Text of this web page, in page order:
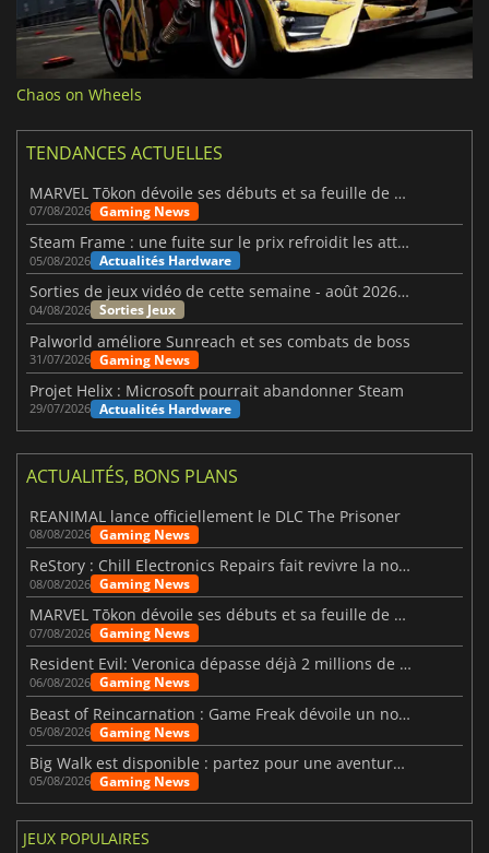
Chaos on Wheels
TENDANCES ACTUELLES
MARVEL Tōkon dévoile ses débuts et sa feuille de route
07/08/2026 Gaming News
Steam Frame : une fuite sur le prix refroidit les attentes VR
05/08/2026 Actualités Hardware
Sorties de jeux vidéo de cette semaine - août 2026 (semaine 32)
04/08/2026 Sorties Jeux
Palworld améliore Sunreach et ses combats de boss
31/07/2026 Gaming News
Projet Helix : Microsoft pourrait abandonner Steam
29/07/2026 Actualités Hardware
ACTUALITÉS, BONS PLANS
REANIMAL lance officiellement le DLC The Prisoner
08/08/2026 Gaming News
ReStory : Chill Electronics Repairs fait revivre la nostalgie des années 2000
08/08/2026 Gaming News
MARVEL Tōkon dévoile ses débuts et sa feuille de route
07/08/2026 Gaming News
Resident Evil: Veronica dépasse déjà 2 millions de wishlists
06/08/2026 Gaming News
Beast of Reincarnation : Game Freak dévoile un nouveau pari
05/08/2026 Gaming News
Big Walk est disponible : partez pour une aventure entre amis
05/08/2026 Gaming News
JEUX POPULAIRES